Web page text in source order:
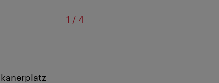
1 /di
4